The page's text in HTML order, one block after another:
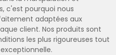
c'est pourquoi nous
adaptées aux
client. Nos produits sont
les plus rigoureuses tout